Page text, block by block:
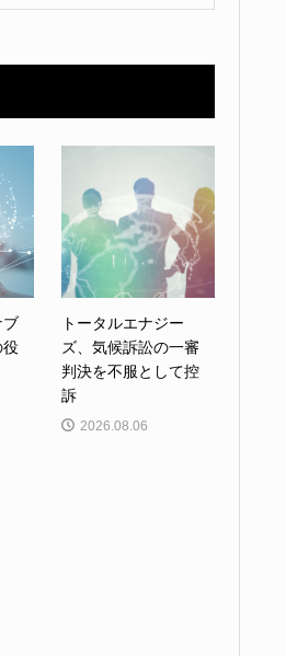
ブ
役
トータルエナジー
ズ、気候訴訟の一審
判決を不服として控
訴
2026.08.06